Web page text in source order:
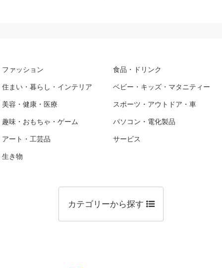
ファッション 食品・ドリンク
住まい・暮らし・インテリア ベビー・キッズ・マタニティー
美容・健康・医療 スポーツ・アウトドア・車
趣味・おもちゃ・ゲーム パソコン・電化製品
アート・工芸品 サービス
生き物
カテゴリーから探す